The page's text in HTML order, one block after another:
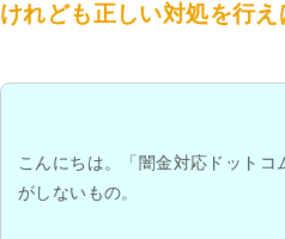
けれども正しい対処を行
こんにちは。「闇金対応ドット
がしないもの。